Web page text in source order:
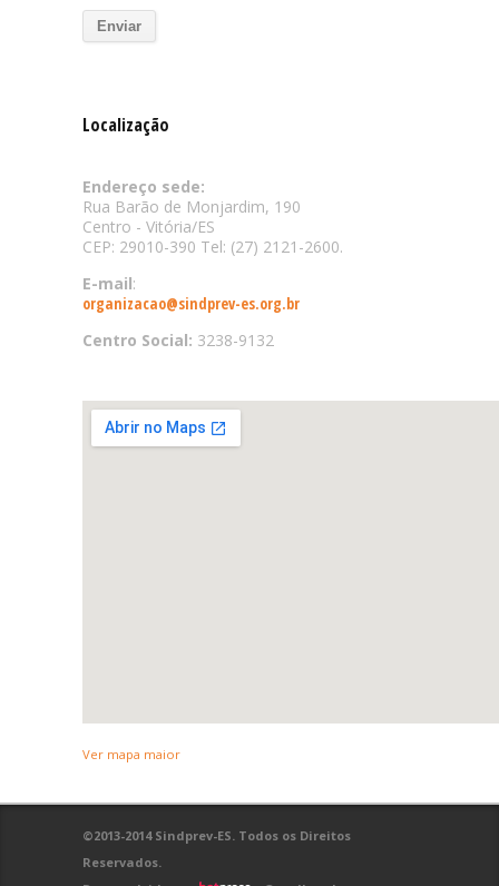
Localização
Endereço sede:
Rua Barão de Monjardim, 190
Centro - Vitória/ES
CEP: 29010-390 Tel: (27) 2121-2600.
E-mail:
organizacao@sindprev-es.org.br
Centro Social: 3238-9132
Ver mapa maior
©2013-2014 Sindprev-ES. Todos os Direitos
Reservados.